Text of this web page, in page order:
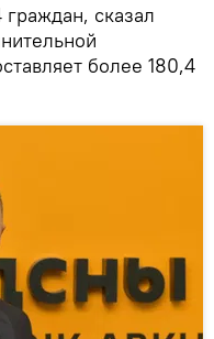
сказал
более 180,4